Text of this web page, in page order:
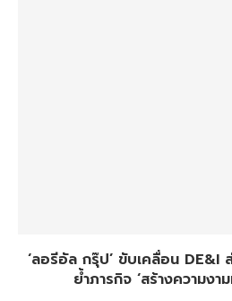
‘ลอรีอัล กรุ๊ป’ ขับเคลื่อน DE&I
ย้ำภารกิจ ‘สร้างความงา